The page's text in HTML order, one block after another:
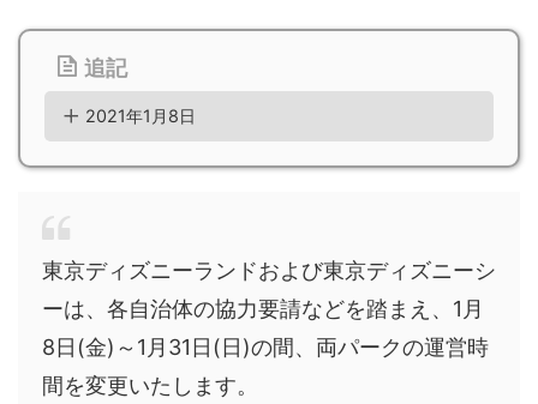
追記
2021年1月8日
東京ディズニーランドおよび東京ディズニーシ
ーは、各自治体の協力要請などを踏まえ、1月
8日(金)～1月31日(日)の間、両パークの運営時
間を変更いたします。